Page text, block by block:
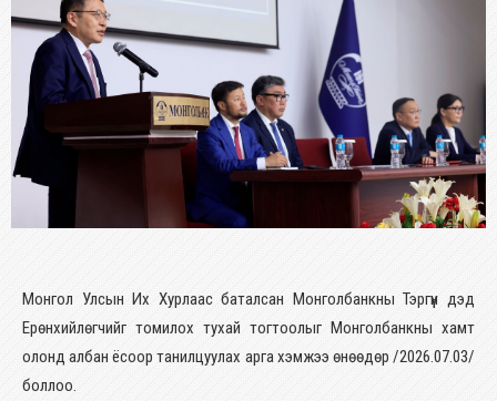
Монгол Улсын Их Хурлаас баталсан Монголбанкны Тэргүүн дэд
Ерөнхийлөгчийг томилох тухай тогтоолыг Монголбанкны хамт
олонд албан ёсоор танилцуулах арга хэмжээ өнөөдөр /2026.07.03/
боллоо.